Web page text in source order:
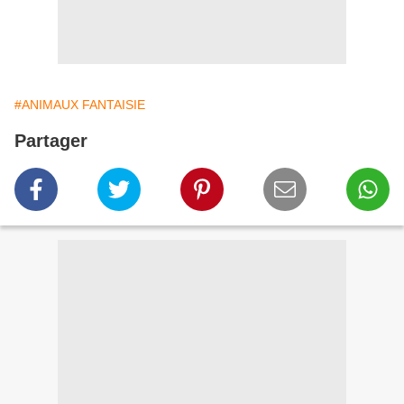
#ANIMAUX FANTAISIE
Partager